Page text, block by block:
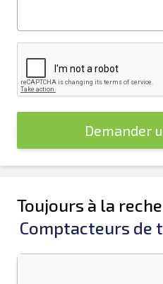
Demander
Toujours à la
Comptacteurs de